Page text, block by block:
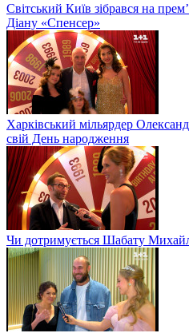
Світський Київ зібрався на
Діану «Спенсер»
Харківський мільярдер
свій День народження
Чи дотримується Шабату